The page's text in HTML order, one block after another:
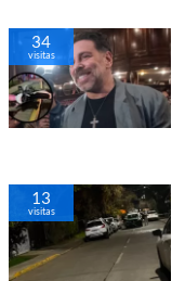
34
visitas
13
visitas